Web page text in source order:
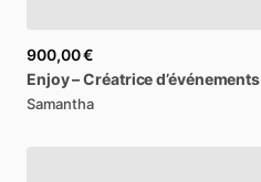
900,00 €
Enjoy–Créatriced’événements
Samantha